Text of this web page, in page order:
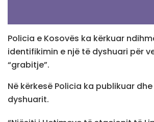
Policia e Kosovës ka kërkuar
identifikimin e një të dyshuari për
“grabitje”.
Në kërkesë Policia ka publikuar
dyshuarit.